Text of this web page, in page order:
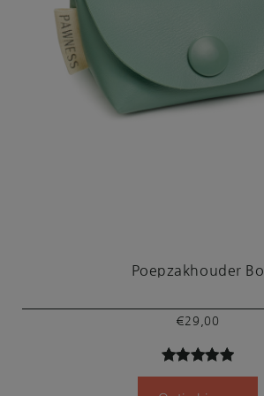
Poepzakhouder Bo
€ 29,00
Gewaardeer
2